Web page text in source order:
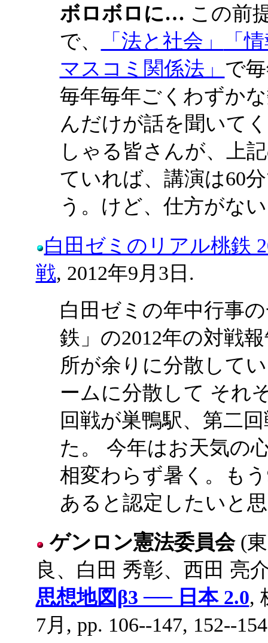
ボロボロに… この前
で、
「法と社会」
「
マスコミ関係法」 で
毎年毎年ごくわずか
んだけが話を聞いて
しゃる皆さんが、上
ていれば、講演は60
う。けど、仕方がな
白田ゼミのリアル桃鉄
戦, 2012年9月3日.
白田ゼミの年中行事
鉄」の2012年の対戦
所が余りに分散して
ームに分散して それ
回戦が巣鴨駅、第二
た。 今年はお天気の
相変わらず暑く。も
あると認定したいと
ゲンロン憲法委員会(東
良、白田 秀彰、西田 亮
思想地図β3 ── 日本 2.0,
7月, pp. 106--147, 152--